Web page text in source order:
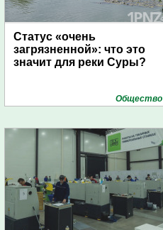
Статус «очень
загрязненной»: что это
значит для реки Суры?
Общество